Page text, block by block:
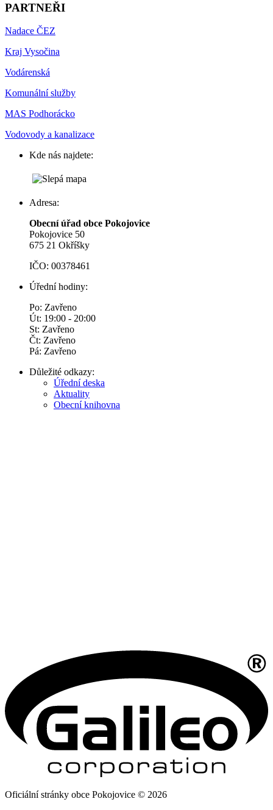
PARTNEŘI
Nadace ČEZ
Kraj Vysočina
Vodárenská
Komunální služby
MAS Podhorácko
Vodovody a kanalizace
Kde nás najdete:
Adresa:
Obecní úřad obce Pokojovice
Pokojovice 50
675 21 Okříšky
IČO: 00378461
Úřední hodiny:
Po: Zavřeno
Út: 19:00 - 20:00
St: Zavřeno
Čt: Zavřeno
Pá: Zavřeno
Důležité odkazy:
Úřední deska
Aktuality
Obecní knihovna
Oficiální stránky obce Pokojovice © 2026